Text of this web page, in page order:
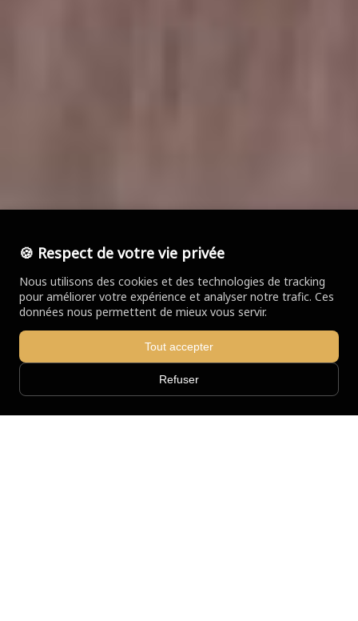
🍪 Respect de votre vie privée
Nous utilisons des cookies et des technologies de tracking
pour améliorer votre expérience et analyser notre trafic. Ces
données nous permettent de mieux vous servir.
Tout accepter
Refuser